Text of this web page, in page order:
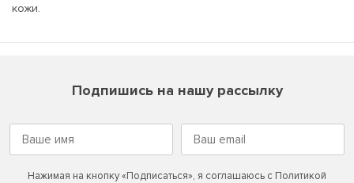
кожи.
Подпишись на нашу рассылку
Нажимая на кнопку «Подписаться», я соглашаюсь с Политикой